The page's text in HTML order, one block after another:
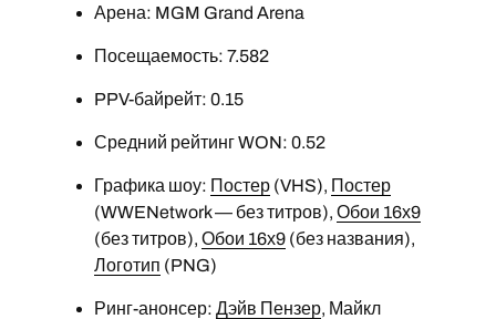
Арена: MGM Grand Arena
Посещаемость: 7.582
PPV-байрейт: 0.15
Средний рейтинг WON: 0.52
Графика шоу: Постер(VHS), Постер
(WWENetwork — без титров), Обои 16х9
(без титров), Обои 16х9(без названия),
Логотип (PNG)
Ринг-анонсер: Дэйв Пензер, Майкл